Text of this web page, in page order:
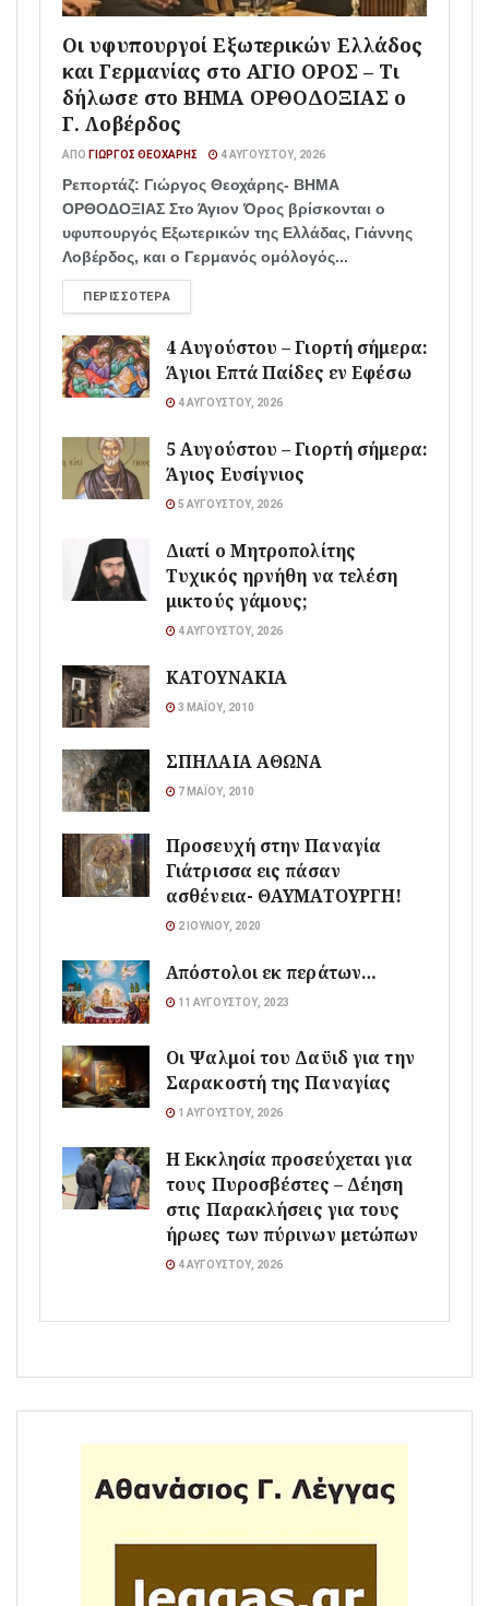
Οι υφυπουργοί Εξωτερικών Ελλάδος
και Γερμανίας στο ΑΓΙΟ ΟΡΟΣ – Τι
δήλωσε στο ΒΗΜΑ ΟΡΘΟΔΟΞΙΑΣ ο
Γ. Λοβέρδος
ΑΠΌ ΓΙΏΡΓΟΣ ΘΕΟΧΆΡΗΣ 4 ΑΥΓΟΎΣΤΟΥ, 2026
Ρεπορτάζ: Γιώργος Θεοχάρης- ΒΗΜΑ
ΟΡΘΟΔΟΞΙΑΣ Στο Άγιον Όρος βρίσκονται ο
υφυπουργός Εξωτερικών της Ελλάδας, Γιάννης
Λοβέρδος, και ο Γερμανός ομόλογός...
ΠΕΡΙΣΣΌΤΕΡΑ
4 Αυγούστου – Γιορτή σήμερα:
Άγιοι Επτά Παίδες εν Εφέσω
4 ΑΥΓΟΎΣΤΟΥ, 2026
5 Αυγούστου – Γιορτή σήμερα:
Άγιος Ευσίγνιος
5 ΑΥΓΟΎΣΤΟΥ, 2026
Διατί ο Μητροπολίτης
Τυχικός ηρνήθη να τελέση
μικτούς γάμους;
4 ΑΥΓΟΎΣΤΟΥ, 2026
ΚΑΤΟΥΝΑΚΙΑ
3 ΜΑΪ́ΟΥ, 2010
ΣΠΗΛΑΙΑ ΑΘΩΝΑ
7 ΜΑΪ́ΟΥ, 2010
Προσευχή στην Παναγία
Γιάτρισσα εις πάσαν
ασθένεια- ΘΑΥΜΑΤΟΥΡΓΗ!
2 ΙΟΥΛΊΟΥ, 2020
Απόστολοι εκ περάτων…
11 ΑΥΓΟΎΣΤΟΥ, 2023
Οι Ψαλμοί του Δαϋιδ για την
Σαρακοστή της Παναγίας
1 ΑΥΓΟΎΣΤΟΥ, 2026
Η Εκκλησία προσεύχεται για
τους Πυροσβέστες – Δέηση
στις Παρακλήσεις για τους
ήρωες των πύρινων μετώπων
4 ΑΥΓΟΎΣΤΟΥ, 2026